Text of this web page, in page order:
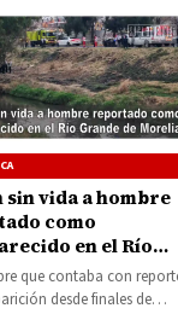
sin vida a hombre
como
en el Río
de Morelia
que contaba con
desde finales de